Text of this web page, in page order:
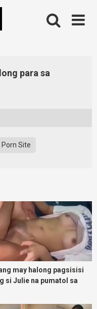
para sa
Porn Site
may halong pagsisisi
si Julie na pumatol sa